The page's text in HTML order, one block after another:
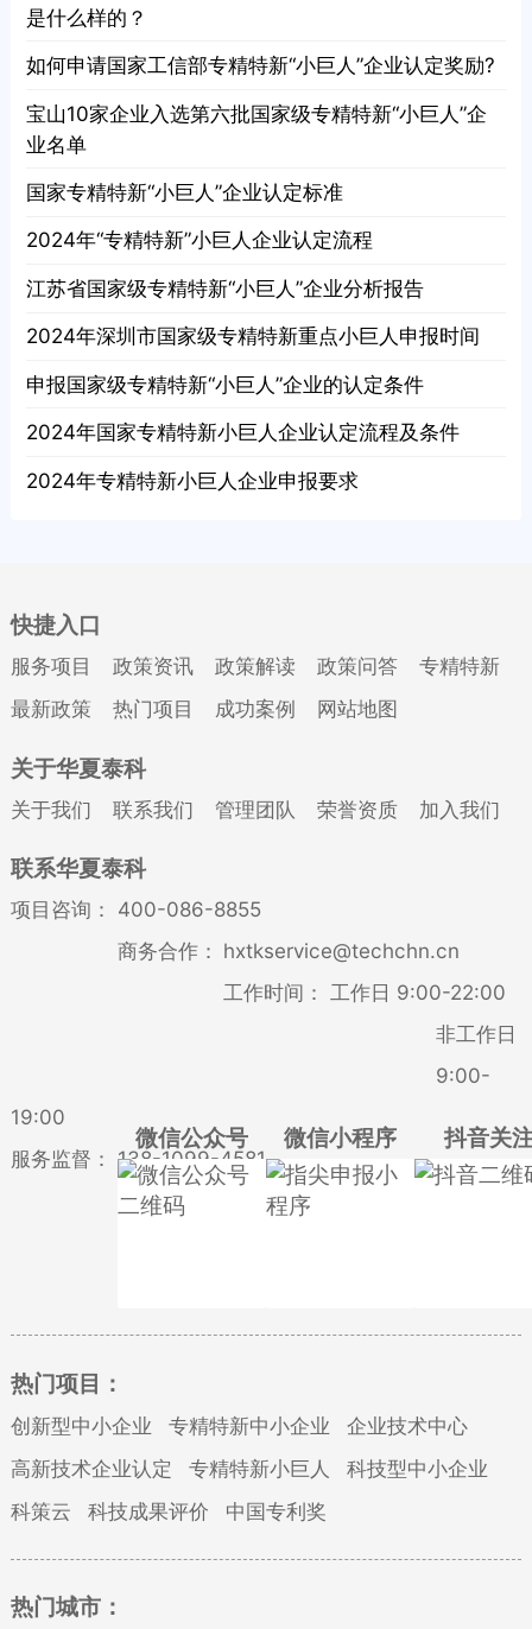
是什么样的？
如何申请国家工信部专精特新“小巨人”企业认定奖励?
宝山10家企业入选第六批国家级专精特新“小巨人”企
业名单
国家专精特新“小巨人”企业认定标准
2024年“专精特新”小巨人企业认定流程
江苏省国家级专精特新“小巨人”企业分析报告
2024年深圳市国家级专精特新重点小巨人申报时间
申报国家级专精特新“小巨人”企业的认定条件
2024年国家专精特新小巨人企业认定流程及条件
2024年专精特新小巨人企业申报要求
快捷入口
服务项目 政策资讯 政策解读 政策问答
专精特新
最新政策
热门项目 成功案例 网站地图
关于华夏泰科
关于我们 联系我们 管理团队 荣誉资质 加入我们
联系华夏泰科
项目咨询：
400-086-8855
商务合作： hxtkservice@techchn.cn
工作时间：
工作日 9:00-22:00
非工作日
9:00-
19:00
服务监督： 138-1099-4581
微信公众号 微信小程序 抖音关
热门项目：
创新型中小企业 专精特新中小企业
企业技术中心
高新技术企业认定
专精特新小巨人
科技型中小企业
科策云
科技成果评价 中国专利奖
热门城市：